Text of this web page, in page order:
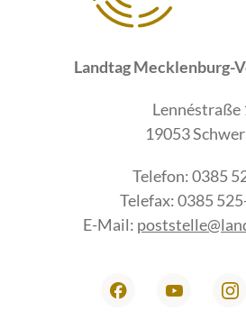
Landtag Mecklenburg-
Lennéstraße
19053
Telefon: 0385
Telefax: 0385
E-Mail: